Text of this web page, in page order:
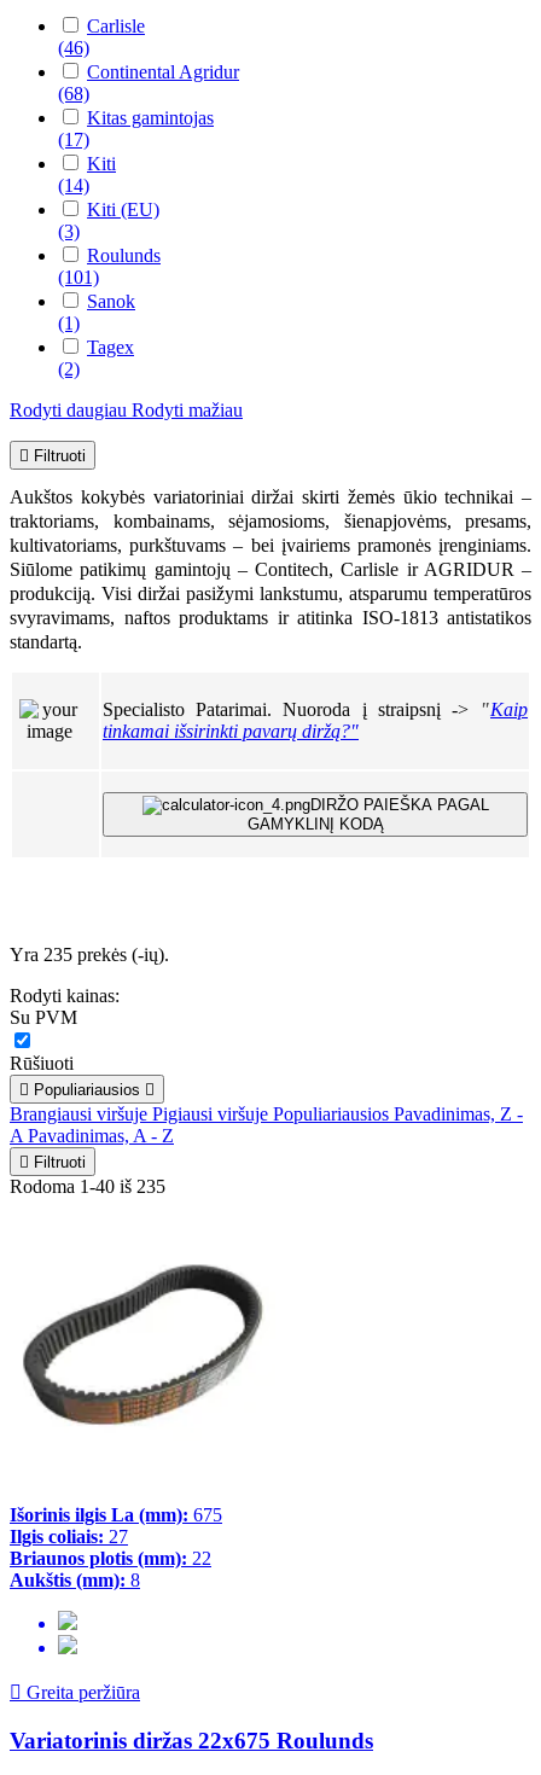
Carlisle
(46)
Continental Agridur
(68)
Kitas gamintojas
(17)
Kiti
(14)
Kiti (EU)
(3)
Roulunds
(101)
Sanok
(1)
Tagex
(2)
Rodyti daugiau Rodyti mažiau
 Filtruoti
Aukštos kokybės variatoriniai diržai skirti žemės ūkio technikai –
traktoriams, kombainams, sėjamosioms, šienapjovėms, presams,
kultivatoriams, purkštuvams – bei įvairiems pramonės įrenginiams.
Siūlome patikimų gamintojų – Contitech, Carlisle ir AGRIDUR –
produkciją. Visi diržai pasižymi lankstumu, atsparumu temperatūros
svyravimams, naftos produktams ir atitinka ISO-1813 antistatikos
standartą.
Specialisto Patarimai. Nuoroda į straipsnį ->"Kaip
tinkamai išsirinkti pavarų diržą?"
DIRŽO PAIEŠKA PAGAL
GAMYKLINĮ KODĄ
Yra 235 prekės (-ių).
Rodyti kainas:
Su PVM
Rūšiuoti
 Populiariausios 
Brangiausi viršuje Pigiausi viršuje Populiariausios Pavadinimas, Z -
A Pavadinimas, A - Z
 Filtruoti
Rodoma 1-40 iš 235
Išorinis ilgis La (mm): 675
Ilgis coliais: 27
Briaunos plotis (mm): 22
Aukštis (mm): 8
 Greita peržiūra
Variatorinis diržas 22x675 Roulunds